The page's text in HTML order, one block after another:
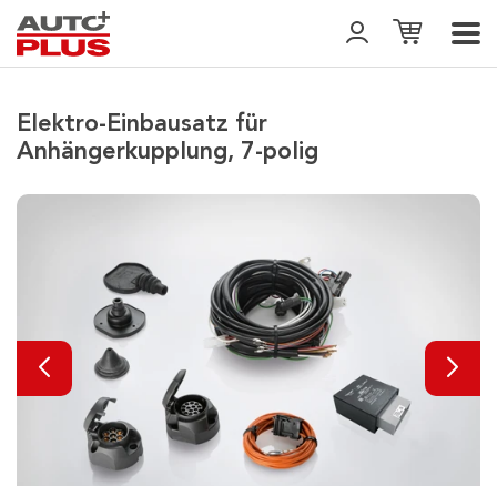
Elektro-Einbausatz für
Anhängerkupplung, 7-polig